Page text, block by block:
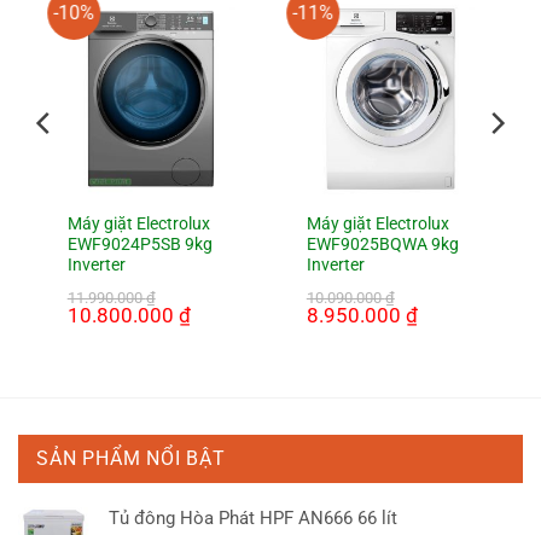
-10%
Máy giặt Electrolux
EWF9024P5SB 9kg
Inverter
11.990.000₫
Giá
gốc
10.800.000 ₫Giá
hiện
-11%
Máy giặt Electrolux
EWF9025BQWA 9kg
Inverter
10.090.000₫
Giá
gốc
8.950.000 ₫Giá
hiện
SẢN PHẨM NỔI BẬT
Tủ đông Hòa Phát HPF AN666 66 lít